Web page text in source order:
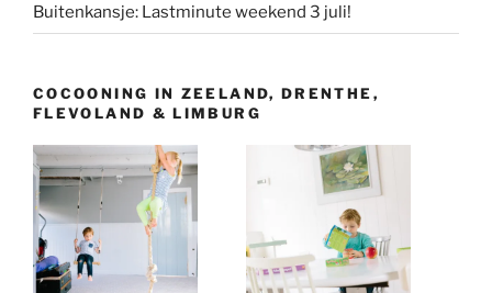
Buitenkansje: Lastminute weekend 3 juli!
COCOONING IN ZEELAND, DRENTHE,
FLEVOLAND & LIMBURG